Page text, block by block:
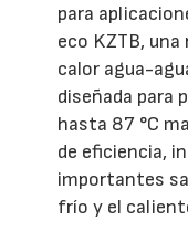
para
eco KZTB, una
calor agua-
diseñada para
hasta 87 °C
de eficiencia,
importantes
frío y el